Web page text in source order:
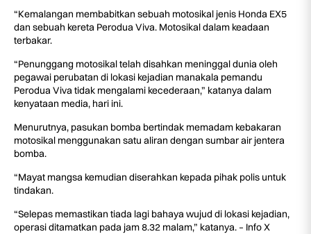
“Kemalangan membabitkan sebuah motosikal jenis Honda EX5
dan sebuah kereta Perodua Viva. Motosikal dalam keadaan
terbakar.
“Penunggang motosikal telah disahkan meninggal dunia oleh
pegawai perubatan di lokasi kejadian manakala pemandu
Perodua Viva tidak mengalami kecederaan,” katanya dalam
kenyataan media, hari ini.
Menurutnya, pasukan bomba bertindak memadam kebakaran
motosikal menggunakan satu aliran dengan sumbar air jentera
bomba.
“Mayat mangsa kemudian diserahkan kepada pihak polis untuk
tindakan.
“Selepas memastikan tiada lagi bahaya wujud di lokasi kejadian,
operasi ditamatkan pada jam 8.32 malam,” katanya. – Info X